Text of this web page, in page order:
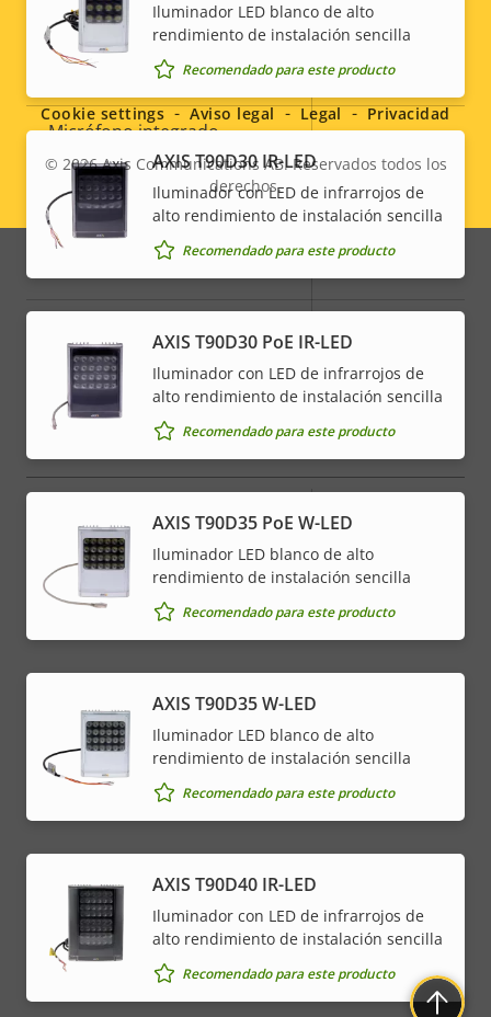
Audio
de
propiedad
Valor de
la
propiedad
Compatibilidad de audio Yes
Micrófono integrado -
Integración del sistema
Entradas/salidas de alarma 2
Red
propiedad
Valor de
propiedad
* Algunas especificaciones técnicas pueden variar
dependiendo de la opción de hardware que elija.
Iluminador LED blanco de alto
rendimiento de instalación sencilla
Recomendado para este producto
AXIS T90D30 IR-LED
Iluminador con LED de infrarrojos de
alto rendimiento de instalación sencilla
Recomendado para este producto
AXIS T90D30 PoE IR-LED
Iluminador con LED de infrarrojos de
alto rendimiento de instalación sencilla
Recomendado para este producto
AXIS T90D35 PoE W-LED
Iluminador LED blanco de alto
rendimiento de instalación sencilla
Recomendado para este producto
AXIS T90D35 W-LED
Iluminador LED blanco de alto
rendimiento de instalación sencilla
Recomendado para este producto
AXIS T90D40 IR-LED
Iluminador con LED de infrarrojos de
alto rendimiento de instalación sencilla
Recomendado para este producto
Social
menu
Legal
menu
© 2026Axis Communications AB. Reservados todos los
derechos.
Cookie settings Aviso legal Legal Privacidad